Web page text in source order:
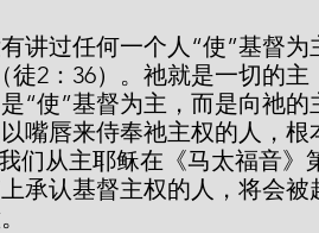
徒2：36）。祂就是一切的主
“使”基督为主，而是向祂
嘴唇来侍奉祂主权的人，根
们从主耶稣在《马太福音》
承认基督主权的人，将会